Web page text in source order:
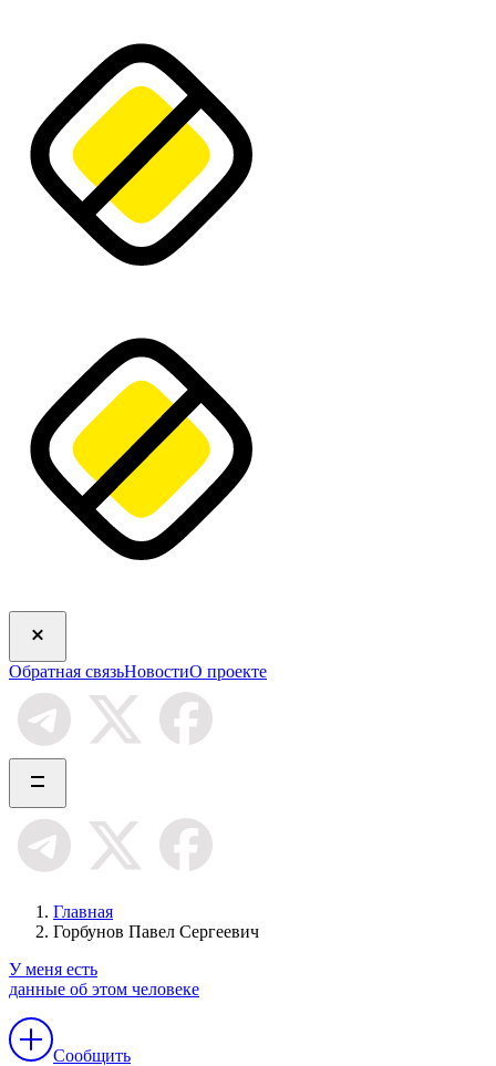
Обратная связьНовостиО проекте
Главная
Горбунов Павел Сергеевич
У меня есть
данные об этом человеке
Сообщить